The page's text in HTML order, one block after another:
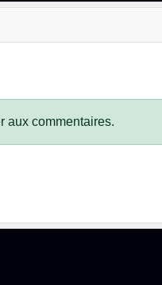
aux commentaires.